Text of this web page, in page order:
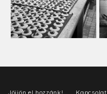
Jöjjön el hozzánk! Kapcsolat